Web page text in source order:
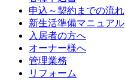
申込～契約までの流れ
新生活準備マニュアル
入居者の方へ
オーナー様へ
管理業務
リフォーム